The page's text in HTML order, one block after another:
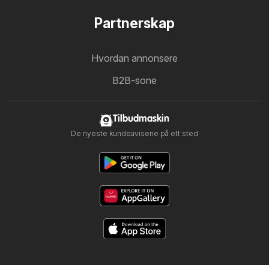
Partnerskap
Hvordan annonsere
B2B-sone
Tilbudmaskin
De nyeste kundeavisene på ett sted